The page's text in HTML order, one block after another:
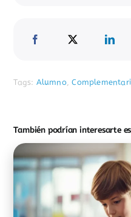
Tags: Alumno,
También podrían interesarte